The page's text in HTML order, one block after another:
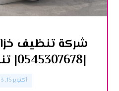
شركة تنظيف
|0545307678| تنظيف وتعقيم
أكتوبر 15, 2023